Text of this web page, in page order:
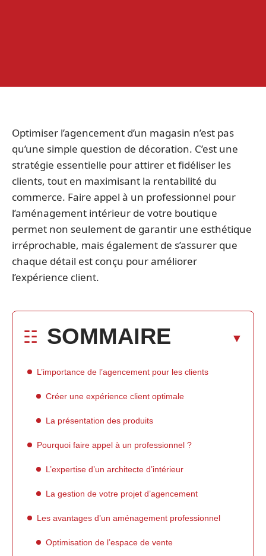
Optimiser l’agencement d’un magasin n’est pas
qu’une simple question de décoration. C’est une
stratégie essentielle pour attirer et fidéliser les
clients, tout en maximisant la rentabilité du
commerce. Faire appel à un professionnel pour
l’aménagement intérieur de votre boutique
permet non seulement de garantir une esthétique
irréprochable, mais également de s’assurer que
chaque détail est conçu pour améliorer
l’expérience client.
SOMMAIRE
L’importance de l’agencement pour les clients
Créer une expérience client optimale
La présentation des produits
Pourquoi faire appel à un professionnel ?
L’expertise d’un architecte d’intérieur
La gestion de votre projet d’agencement
Les avantages d’un aménagement professionnel
Optimisation de l’espace de vente